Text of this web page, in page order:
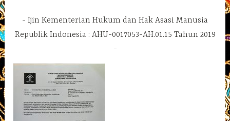
Ijin Kementerian Hukum dan Hak Asasi Manusia
Republik Indonesia : AHU-0017053-AH.01.15 Tahun 2019